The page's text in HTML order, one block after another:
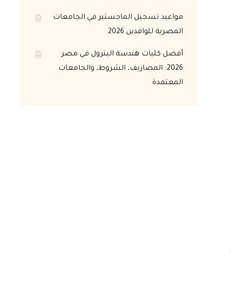
مواعيد تسجيل الماجستير في الجامعات
المصرية للوافدين 2026
أفضل كليات هندسة البترول في مصر
2026: المصاريف، الشروط، والجامعات
المعتمدة